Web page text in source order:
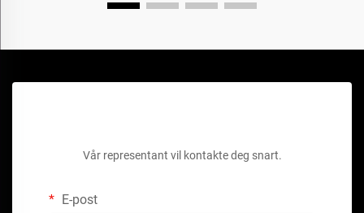
Vår representant vil kontakte deg snart.
E-post